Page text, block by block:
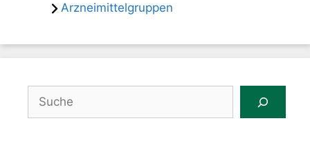
Arzneimittelgruppen
Suchen